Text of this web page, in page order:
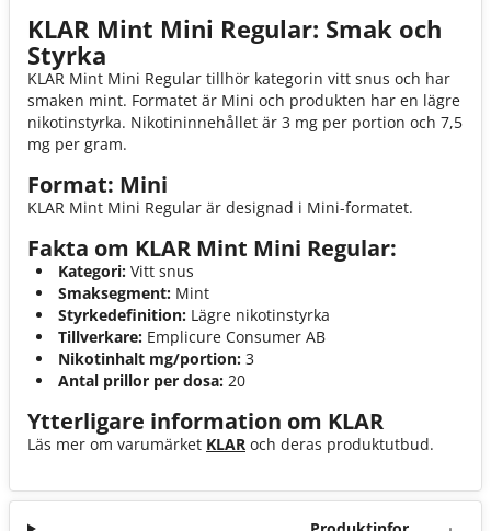
KLAR Mint Mini Regular: Smak och
Styrka
KLAR Mint Mini Regular tillhör kategorin vitt snus och har
smaken mint. Formatet är Mini och produkten har en lägre
nikotinstyrka. Nikotininnehållet är 3 mg per portion och 7,5
mg per gram.
Format: Mini
KLAR Mint Mini Regular är designad i Mini-formatet.
Fakta om KLAR Mint Mini Regular:
Kategori: Vitt snus
Smaksegment: Mint
Styrkedefinition: Lägre nikotinstyrka
Tillverkare: Emplicure Consumer AB
Nikotinhalt mg/portion: 3
Antal prillor per dosa: 20
Ytterligare information om KLAR
Läs mer om varumärket KLAR och deras produktutbud.